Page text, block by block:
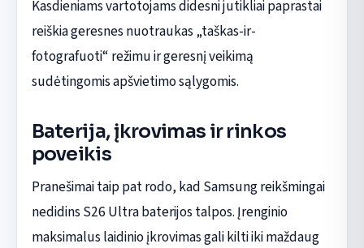
Kasdieniams vartotojams didesni jutikliai paprastai
reiškia geresnes nuotraukas „taškas-ir-
fotografuoti“ režimu ir geresnį veikimą
sudėtingomis apšvietimo sąlygomis.
Baterija, įkrovimas ir rinkos
poveikis
Pranešimai taip pat rodo, kad Samsung reikšmingai
nedidins S26 Ultra baterijos talpos. Įrenginio
maksimalus laidinio įkrovimas gali kilti iki maždaug